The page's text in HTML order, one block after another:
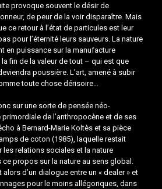
provoque souvent le désir de
de peur de la voir disparaître. Mais
ce retour à l’état de particules est leur
pour l’éternité leurs sauveurs. La nature
en puissance sur la manufacture
la fin de la valeur de tout – qui est que
poussière. L’art, amené à subir
toute chose dérisoire…
sur une sorte de pensée néo-
de l’anthropocène et de ses
à Bernard-Marie Koltès et sa pièce
de coton (1985), laquelle restait
relations sociales et la nature
ce propos sur la nature au sens global.
d’un dialogue entre un « dealer » et
pour le moins allégoriques, dans